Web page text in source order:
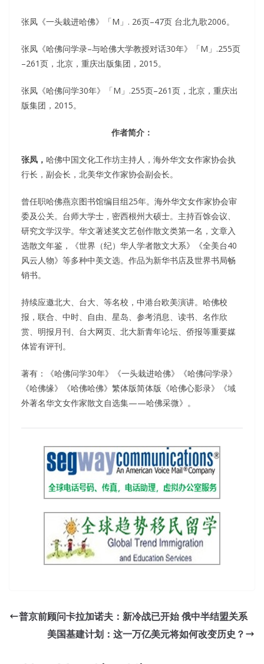
张凤《一头栽进哈佛》「M」. 26页–47页 台北九歌2006。
张凤《哈佛问学录–与哈佛大学教授对话30年》「M」.255页
–261页，北京，重庆出版集团，2015。
张凤《哈佛问学30年》「M」.255页–261页，北京，重庆出
版集团，2015。
作者简介：
张凤， 哈佛中国文化工作坊主持人，海外华文女作家协会执
行长，副会长，北美华文作家协会副会长。
曾任职哈佛燕京图书馆编目组25年。海外华文女作家协会审
委及公关。台师大学士，密西根州大硕士。主持百馀会议、
研究文学汉学。华文著述奖文艺创作散文类第一名，文章入
选散文年鉴，《世界（纪）华人学者散文大系》《全美台40
风云人物》等多种中美文选。作品为新华书店及世界书局畅
销书。
持续应邀北大、台大、等名校，中港台欧美演讲。哈佛校
报，联合、中时、自由、星岛、参考消息、读书、名作欣
赏、明报月刊、台大网页、北大新青年论坛、侨报等重要媒
体皆有评刊。
著有：《哈佛问学30年》《一头栽进哈佛》《哈佛问学录》
《哈佛缘》《哈佛哈佛》繁体版简体版《哈佛心影录》《域
外著名华文女作家散文自选集——哈佛采微》。
普京前顾问卡拉加诺夫：新冷战已开始 俄中半结盟关系
美国基建计划：这一万亿美元将如何改变历史？